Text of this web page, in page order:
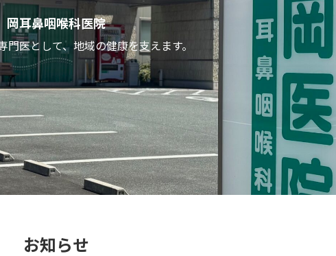
岡耳鼻咽喉科医院
門医として、地域の健康を支えます。
お知らせ